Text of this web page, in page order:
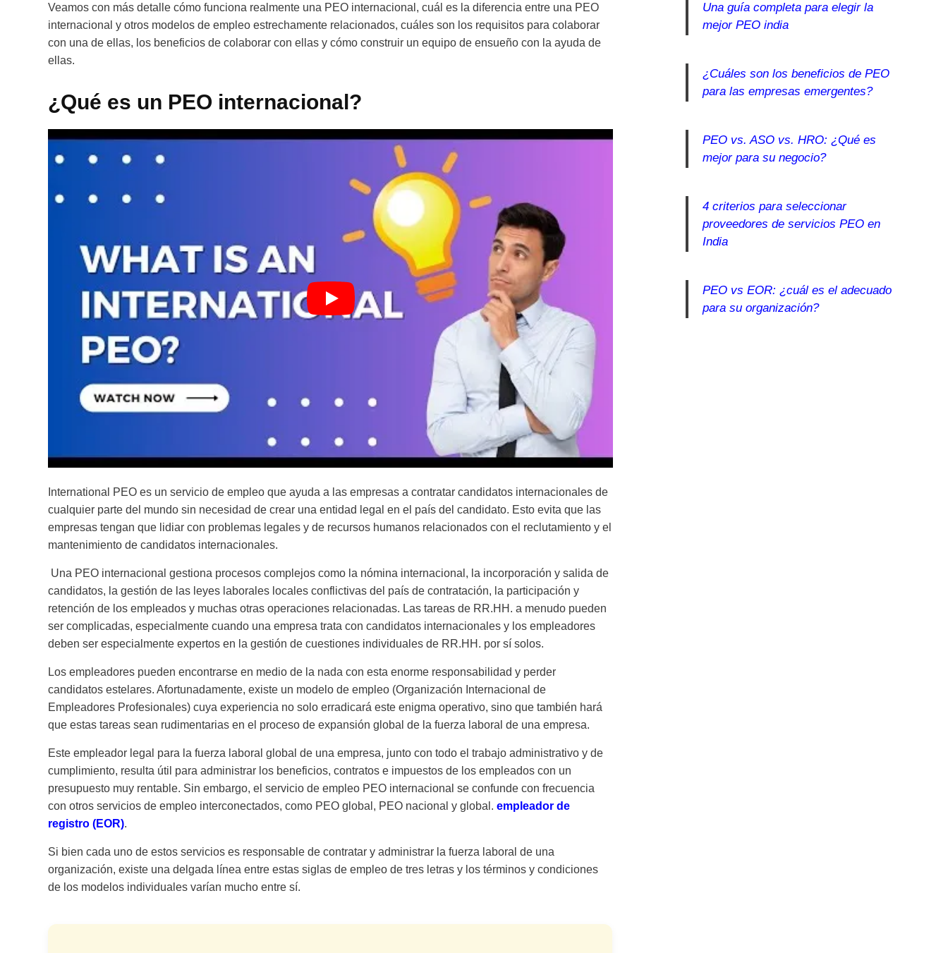
Veamos con más detalle cómo funciona realmente una PEO internacional, cuál es la diferencia entre una PEO
internacional y otros modelos de empleo estrechamente relacionados, cuáles son los requisitos para colaborar
con una de ellas, los beneficios de colaborar con ellas y cómo construir un equipo de ensueño con la ayuda de
ellas.
¿Qué es un PEO internacional?
International PEO es un servicio de empleo que ayuda a las empresas a contratar candidatos internacionales de
cualquier parte del mundo sin necesidad de crear una entidad legal en el país del candidato. Esto evita que las
empresas tengan que lidiar con problemas legales y de recursos humanos relacionados con el reclutamiento y el
mantenimiento de candidatos internacionales.
Una PEO internacional gestiona procesos complejos como la nómina internacional, la incorporación y salida de
candidatos, la gestión de las leyes laborales locales conflictivas del país de contratación, la participación y
retención de los empleados y muchas otras operaciones relacionadas. Las tareas de RR.HH. a menudo pueden
ser complicadas, especialmente cuando una empresa trata con candidatos internacionales y los empleadores
deben ser especialmente expertos en la gestión de cuestiones individuales de RR.HH. por sí solos.
Los empleadores pueden encontrarse en medio de la nada con esta enorme responsabilidad y perder
candidatos estelares. Afortunadamente, existe un modelo de empleo (Organización Internacional de
Empleadores Profesionales) cuya experiencia no solo erradicará este enigma operativo, sino que también hará
que estas tareas sean rudimentarias en el proceso de expansión global de la fuerza laboral de una empresa.
Este empleador legal para la fuerza laboral global de una empresa, junto con todo el trabajo administrativo y de
cumplimiento, resulta útil para administrar los beneficios, contratos e impuestos de los empleados con un
presupuesto muy rentable. Sin embargo, el servicio de empleo PEO internacional se confunde con frecuencia
con otros servicios de empleo interconectados, como PEO global, PEO nacional y global. empleador de
registro (EOR).
Si bien cada uno de estos servicios es responsable de contratar y administrar la fuerza laboral de una
organización, existe una delgada línea entre estas siglas de empleo de tres letras y los términos y condiciones
de los modelos individuales varían mucho entre sí.
Una guía completa para elegir la
mejor PEO india
¿Cuáles son los beneficios de PEO
para las empresas emergentes?
PEO vs. ASO vs. HRO: ¿Qué es
mejor para su negocio?
4 criterios para seleccionar
proveedores de servicios PEO en
India
PEO vs EOR: ¿cuál es el adecuado
para su organización?